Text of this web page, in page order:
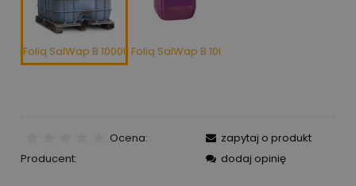
Foliq SalWap B 1000l Foliq SalWap B 10l
Ocena:
Producent:
zapytaj o produkt
dodaj opinię